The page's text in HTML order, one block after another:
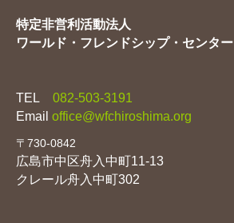
特定非営利活動法人
ワールド・フレンドシップ・センター
TEL
082-503-3191
Email office@wfchiroshima.org
〒730-0842
広島市中区舟入中町11-13
クレール舟入中町302